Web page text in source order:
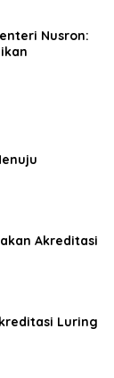
Nusron:
Akreditasi
Luring